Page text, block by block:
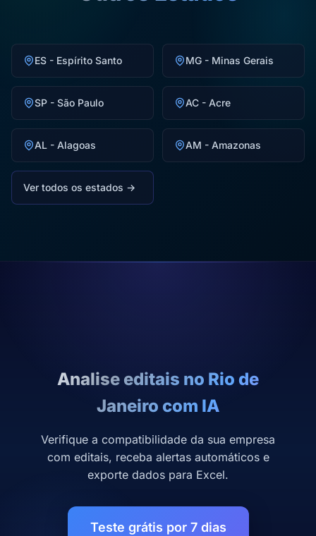
ES - Espírito Santo MG - Minas Gerais
SP - São Paulo AC - Acre
AL - Alagoas AM - Amazonas
Ver todos os estados →
Analise editais no Rio de
Janeiro com IA
Verifique a compatibilidade da sua empresa
com editais, receba alertas automáticos e
exporte dados para Excel.
Teste grátis por 7 dias